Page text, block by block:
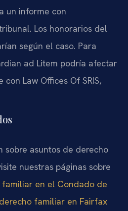
un informe con
Los honorarios del
según el caso. Para
ad Litem podría afectar
con Law Offices Of SRIS,
sobre asuntos de derecho
nuestras páginas sobre
en el Condado de
familiar en Fairfax